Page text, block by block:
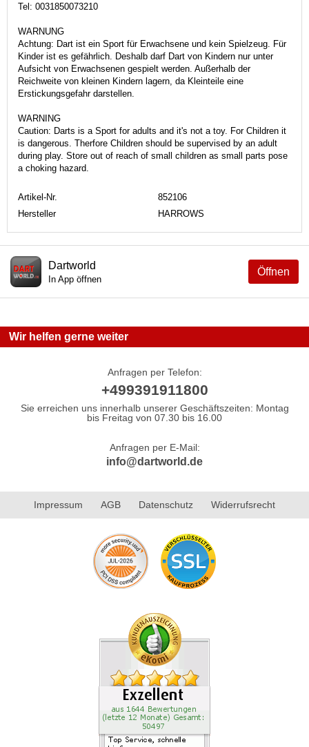
Tel: 0031850073210
WARNUNG
Achtung: Dart ist ein Sport für Erwachsene und kein Spielzeug. Für
Kinder ist es gefährlich. Deshalb darf Dart von Kindern nur unter
Aufsicht von Erwachsenen gespielt werden. Außerhalb der
Reichweite von kleinen Kindern lagern, da Kleinteile eine
Erstickungsgefahr darstellen.
WARNING
Caution: Darts is a Sport for adults and it's not a toy. For Children it
is dangerous. Therfore Children should be supervised by an adult
during play. Store out of reach of small children as small parts pose
a choking hazard.
Artikel-Nr.
852106
Hersteller
HARROWS
Öffnen
Dartworld
In App öffnen
Wir helfen gerne weiter
Anfragen per Telefon:
+499391911800
Sie erreichen uns innerhalb unserer Geschäftszeiten: Montag
bis Freitag von 07.30 bis 16.00
Anfragen per E-Mail:
info@dartworld.de
Impressum AGB Datenschutz Widerrufsrecht